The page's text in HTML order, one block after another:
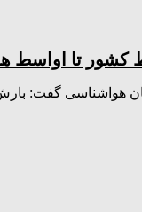
کشور تا اواسط
هواشناسی گفت: